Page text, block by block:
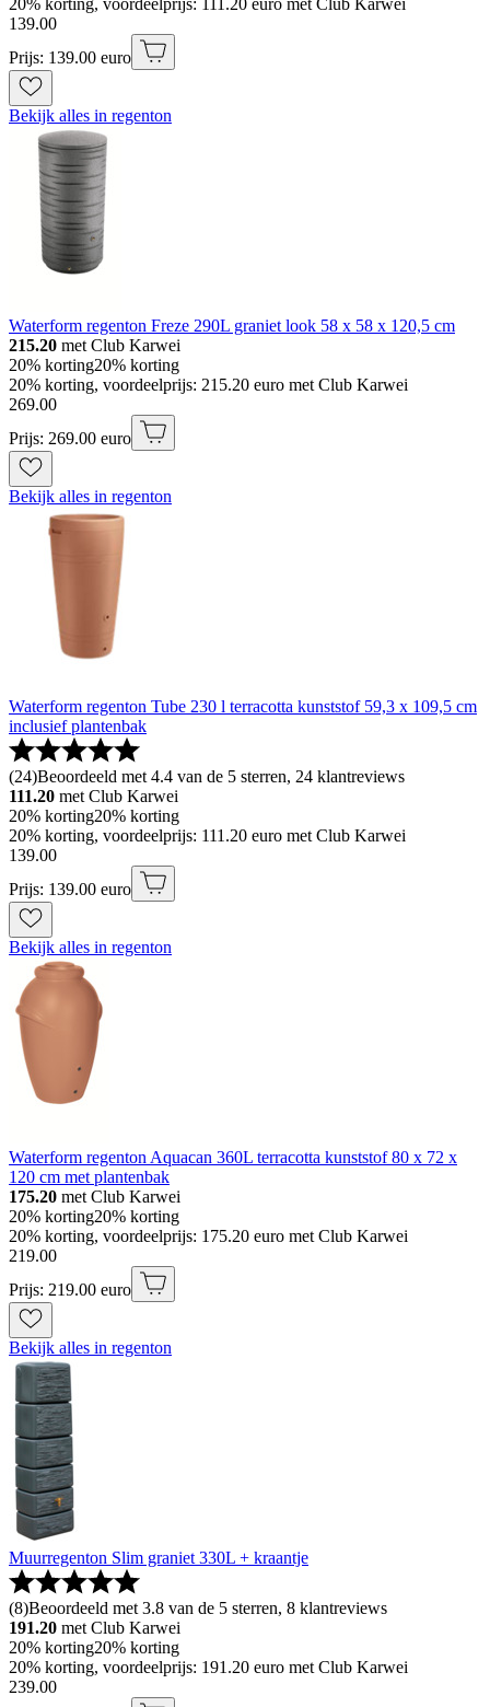
139.00
Prijs: 139.00 euro
Bekijk alles in regenton
Waterform regenton Freze 290L graniet look 58 x 58 x 120,5 cm
215.20 met Club Karwei
20% korting20% korting
20% korting, voordeelprijs: 215.20 euro met Club Karwei
269.00
Prijs: 269.00 euro
Bekijk alles in regenton
Waterform regenton Tube 230 l terracotta kunststof 59,3 x 109,5 cm
inclusief plantenbak
(24)Beoordeeld met 4.4 van de 5 sterren, 24 klantreviews
111.20 met Club Karwei
20% korting20% korting
20% korting, voordeelprijs: 111.20 euro met Club Karwei
139.00
Prijs: 139.00 euro
Bekijk alles in regenton
Waterform regenton Aquacan 360L terracotta kunststof 80 x 72 x
120 cm met plantenbak
175.20 met Club Karwei
20% korting20% korting
20% korting, voordeelprijs: 175.20 euro met Club Karwei
219.00
Prijs: 219.00 euro
Bekijk alles in regenton
Muurregenton Slim graniet 330L + kraantje
(8)Beoordeeld met 3.8 van de 5 sterren, 8 klantreviews
191.20 met Club Karwei
20% korting20% korting
20% korting, voordeelprijs: 191.20 euro met Club Karwei
239.00